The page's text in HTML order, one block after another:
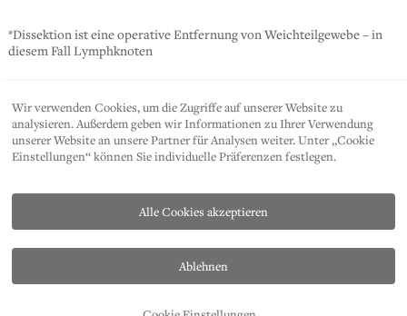
*Dissektion ist eine operative Entfernung von Weichteilgewebe – in
diesem Fall Lymphknoten
KONTAKT DATENSCHUTZ
IMPRESSUM
Wir verwenden Cookies, um die Zugriffe auf unserer Website zu
analysieren. Außerdem geben wir Informationen zu Ihrer Verwendung
unserer Website an unsere Partner für Analysen weiter. Unter „Cookie
Einstellungen“ können Sie individuelle Präferenzen festlegen.
Ablehnen
Alle Cookies akzeptieren